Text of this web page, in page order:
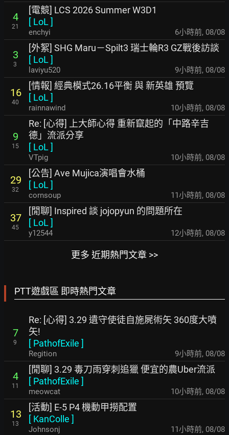
4
21
[電競] LCS 2026 Summer W3D1
[ LoL]
enchyi 6小時前, 08/08
3
3
[外絮] SHG Maru－Spilt3 瑞士輪R3 GZ戰後訪談
[ LoL]
laviyu520 9小時前, 08/08
16
40
[情報] 經典模式26.16平衡 與 新英雄 預覽
[ LoL]
rainnawind 10小時前, 08/08
9
15
Re: [心得] 上大師心得 重新竄起的「中路辛吉
德」流派分享
[ LoL]
VTpig 10小時前, 08/08
29
32
[公告] Ave Mujica演唱會水桶
[ LoL]
cornsoup 11小時前, 08/08
37
45
[閒聊] Inspired 談 jojopyun 的問題所在
[ LoL]
y12544 12小時前, 08/08
更多 近期熱門文章 >>
PTT遊戲區 即時熱門文章
7
9
Re: [心得] 3.29 遺守使徒自施屍術矢 360度大噴
矢!
[ PathofExile ]
Regition 9小時前, 08/08
4
11
[閒聊] 3.29 毒刀雨穿刺追獵 便宜的農Uber流派
[ PathofExile ]
meowcat 10小時前, 08/08
13
13
[活動] E-5 P4 機動甲撈配置
[ KanColle ]
Johnsonj 11小時前, 08/08